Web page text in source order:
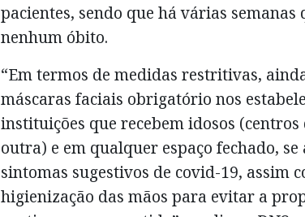
pacientes, sendo que há várias
nenhum óbito.
“Em termos de medidas restritivas,
máscaras faciais obrigatório nos
instituições que recebem idosos
outra) e em qualquer espaço fechado,
sintomas sugestivos de covid-19, assim
higienização das mãos para evitar a